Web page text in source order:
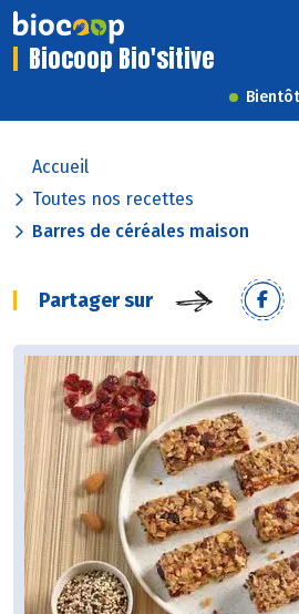
Biocoop Bio'sitive
Accueil
Toutes nos recettes
Barres de céréales maison
Partager sur